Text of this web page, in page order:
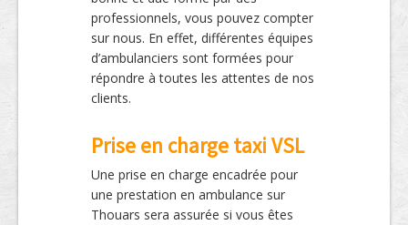
professionnels, vous pouvez compter
sur nous. En effet, différentes équipes
d’ambulanciers sont formées pour
répondre à toutes les attentes de nos
clients.
Prise en charge taxi VSL
Une prise en charge encadrée pour
une prestation en ambulance sur
Thouars sera assurée si vous êtes